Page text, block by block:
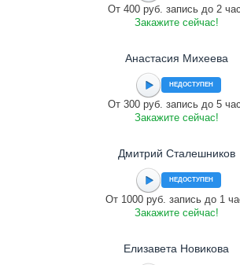
От 400 руб. запись до 2
Закажите сейчас!
Анастасия Михеева
НЕДОСТУПЕН
От 300 руб. запись до 5
Закажите сейчас!
Дмитрий Сталешников
НЕДОСТУПЕН
От 1000 руб. запись до 1
Закажите сейчас!
Елизавета Новикова